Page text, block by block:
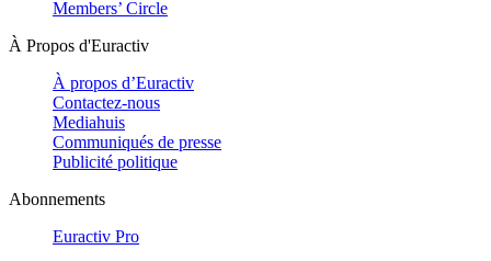
Members’ Circle
À Propos d'Euractiv
À propos d’Euractiv
Contactez-nous
Mediahuis
Communiqués de presse
Publicité politique
Abonnements
Euractiv Pro